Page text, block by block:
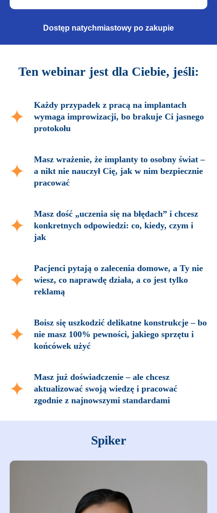
Dostęp natychmiastowy po zakupie
Ten webinar jest dla Ciebie, jeśli:
Każdy przypadek z pracą na implantach
wymaga improwizacji, bo brakuje Ci jasnego
protokołu
Masz wrażenie, że implanty to osobny świat –
a nikt nie nauczył Cię, jak w nim bezpiecznie
pracować
Masz dość „uczenia się na błędach” i chcesz
konkretnych odpowiedzi: co, kiedy, czym i
jak
Pacjenci pytają o zalecenia domowe, a Ty nie
wiesz, co naprawdę działa, a co jest tylko
reklamą
Boisz się uszkodzić delikatne konstrukcje – bo
nie masz 100% pewności, jakiego sprzętu i
końcówek użyć
Masz już doświadczenie – ale chcesz
aktualizować swoją wiedzę i pracować
zgodnie z najnowszymi standardami
Spiker